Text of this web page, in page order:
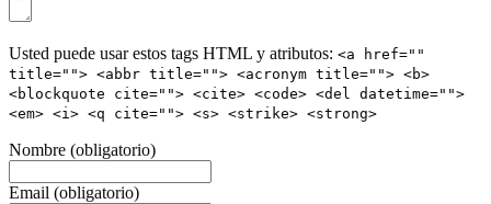
Usted puede usar estos tags HTML y atributos: <a href=""
title=""> <abbr title=""> <acronym title=""> <b>
<blockquote cite=""> <cite> <code> <del datetime="">
<em> <i> <q cite=""> <s> <strike> <strong>
Nombre (obligatorio)
Email (obligatorio)